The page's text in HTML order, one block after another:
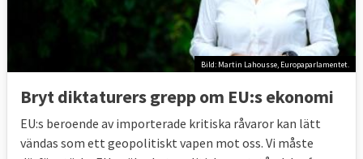
Bild: Martin Lahousse, Europaparlamentet.
Bryt diktaturers grepp om EU:s ekonomi
EU:s beroende av importerade kritiska råvaror kan lätt
vändas som ett geopolitiskt vapen mot oss. Vi måste